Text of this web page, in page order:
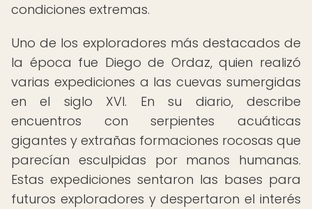
condiciones extremas.
Uno de los exploradores más destacados de
la época fue Diego de Ordaz, quien realizó
varias expediciones a las cuevas sumergidas
en el siglo XVI. En su diario, describe
encuentros con serpientes acuáticas
gigantes y extrañas formaciones rocosas que
parecían esculpidas por manos humanas.
Estas expediciones sentaron las bases para
futuros exploradores y despertaron el interés